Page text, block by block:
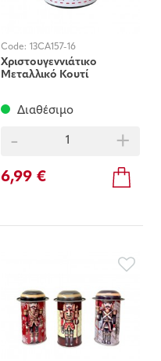
Code: 13CA157-16
Χριστουγεννιάτικο
Μεταλλικό Κουτί
Διαθέσιμο
- +
6,99 €